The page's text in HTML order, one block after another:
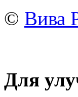
© Вива
Для